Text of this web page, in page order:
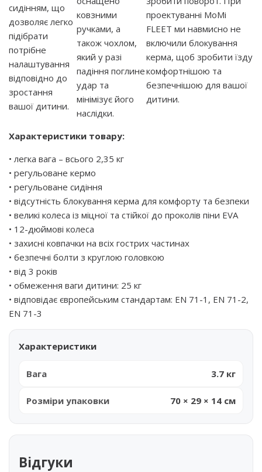
сидінням, що
дозволяє легко
підібрати
потрібне
налаштування
відповідно до
зростання
вашої дитини.
ковзними
ручками, а
також чохлом,
який у разі
падіння поглине
удар та
мінімізує його
наслідки.
проектуванні MoMi
FLEET ми навмисно не
включили блокування
керма, щоб зробити їзду
комфортнішою та
безпечнішою для вашої
дитини.
Характеристики товару:
• легка вага – всього 2,35 кг
• регульоване кермо
• регульоване сидіння
• відсутність блокування керма для комфорту та безпеки
• великі колеса із міцної та стійкої до проколів піни EVA
• 12-дюймові колеса
• захисні ковпачки на всіх гострих частинах
• безпечні болти з круглою головкою
• від 3 років
• обмеження ваги дитини: 25 кг
• відповідає європейським стандартам: EN 71-1, EN 71-2,
EN 71-3
Характеристики
Вага 3.7 кг
Розміри упаковки 70 × 29 × 14 см
Відгуки